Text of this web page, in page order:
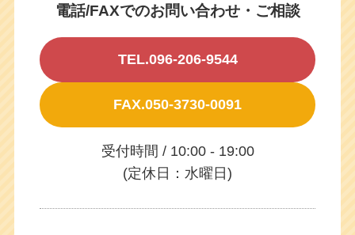
電話/FAXでのお問い合わせ・ご相談
TEL.096-206-9544
FAX.050-3730-0091
受付時間 / 10:00 - 19:00
(定休日：水曜日)